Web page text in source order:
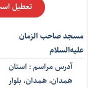
تعطیل است
صاحب الزمان
آدرس مراسم : استان
همدان، همدان، بلوار